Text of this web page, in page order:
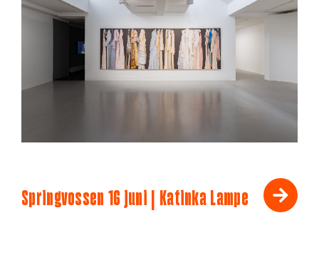
Springvossen 16 juni | Katinka Lampe